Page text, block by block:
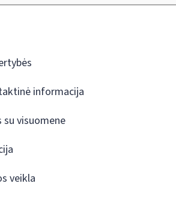
informacija
su visuomene
veikla